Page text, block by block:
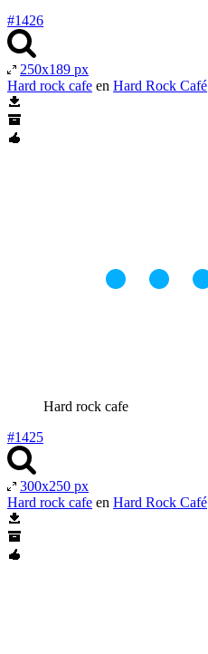
#1426
250x189 px
Hard rock cafe en Hard Rock Café
Hard rock cafe
#1425
300x250 px
Hard rock cafe en Hard Rock Café